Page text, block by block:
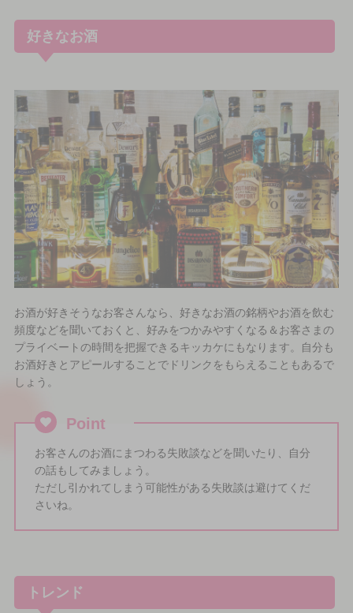
好きなお酒
お酒が好きそうなお客さんなら、好きなお酒の銘柄やお酒を飲む
頻度などを聞いておくと、好みをつかみやすくなる＆お客さまの
プライベートの時間を把握できるキッカケにもなります。自分も
お酒好きとアピールすることでドリンクをもらえることもあるで
しょう。
Point
お客さんのお酒にまつわる失敗談などを聞いたり、自分
の話もしてみましょう。
ただし引かれてしまう可能性がある失敗談は避けてくだ
さいね。
トレンド